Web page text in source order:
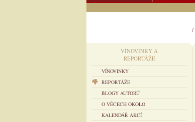
/
VÍNOVINKY A
REPORTÁŽE
VÍNOVINKY
REPORTÁŽE
BLOGY AUTORŮ
O VĚCECH OKOLO
KALENDÁŘ AKCÍ